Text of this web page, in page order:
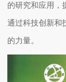
的研究和应用，
通过科技创新和
的力量。